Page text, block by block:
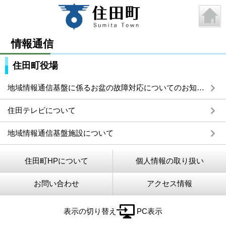
情報通信
住田町役場
地域情報通信基盤に係るお盆の故障対応についてのお知らせ
住田テレビについて
地域情報通信基盤施設について
住田町HPについて 個人情報の取り扱い
お問い合わせ アクセス情報
表示の切り替え PC表示